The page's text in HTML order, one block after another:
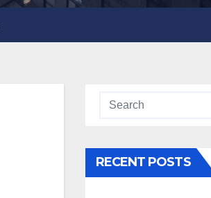
RECENT POSTS